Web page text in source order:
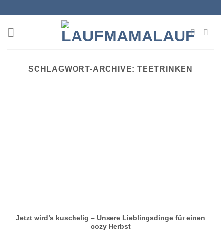
springen
SCHLAGWORT-ARCHIVE: TEETRINKEN
Jetzt wird’s kuschelig – Unsere Lieblingsdinge für einen
cozy Herbst